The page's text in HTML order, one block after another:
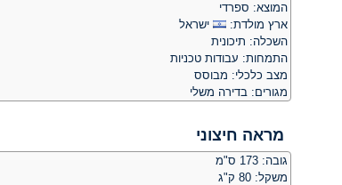
המוצא: ספרדי
ארץ מולדת:
ישראל
השכלה: תיכונית
התמחות: עבודות טכניות
מצב כלכלי: מבוסס
מגורים: בדירה משלי
מראה חיצוני
גובה: 173 ס"מ
משקל: 80 ק"ג